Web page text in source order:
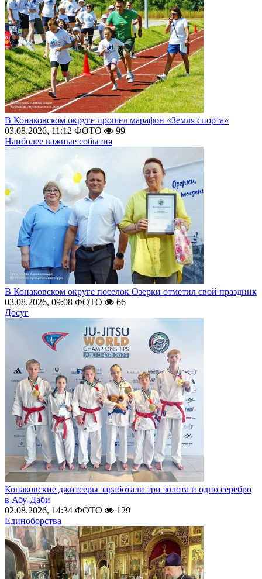
В Конаковском округе прошел марафон «Земля спорта»
03.08.2026, 11:12 ФОТО
99
Наиболее важные события
В Конаковском округе поселок Озерки отметил свой праздник
03.08.2026, 09:08 ФОТО
66
Досуг
Конаковские джитсеры заработали три золота и одно серебро
в Абу-Даби
02.08.2026, 14:34 ФОТО
129
Единоборства